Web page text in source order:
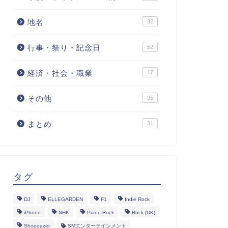
地名 32
行事・祭り・記念日 52
経済・社会・職業 17
その他 95
まとめ 31
タグ
DJ ELLEGARDEN F1 Indie Rock
iPhone NHK Piano Rock Rock (UK)
Shoegazer SMエンターテインメント